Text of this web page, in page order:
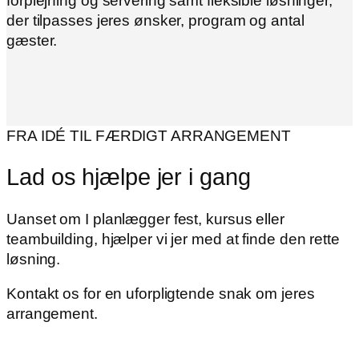
der tilpasses jeres ønsker, program og antal
gæster.
FRA IDÉ TIL FÆRDIGT ARRANGEMENT
Lad os hjælpe jer i gang
Uanset om I planlægger fest, kursus eller
teambuilding, hjælper vi jer med at finde den rette
løsning.
Kontakt os for en uforpligtende snak om jeres
arrangement.